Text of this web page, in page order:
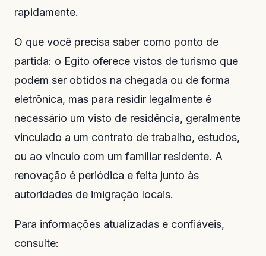
rapidamente.
O que você precisa saber como ponto de
partida: o Egito oferece vistos de turismo que
podem ser obtidos na chegada ou de forma
eletrônica, mas para residir legalmente é
necessário um visto de residência, geralmente
vinculado a um contrato de trabalho, estudos,
ou ao vínculo com um familiar residente. A
renovação é periódica e feita junto às
autoridades de imigração locais.
Para informações atualizadas e confiáveis,
consulte: